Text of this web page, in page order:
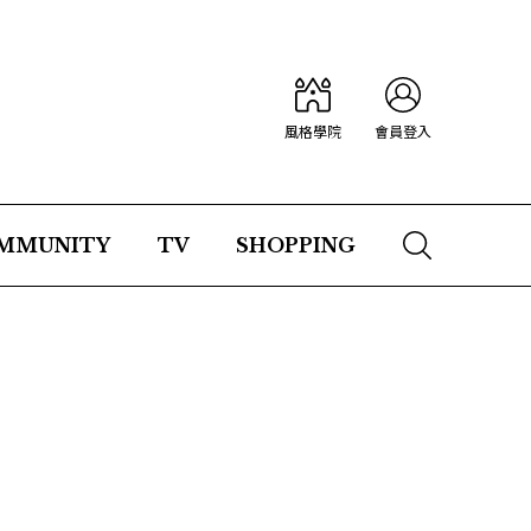
風格學院 會員登入
TV SHOPPING